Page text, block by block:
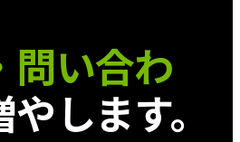
問い合わ
します。